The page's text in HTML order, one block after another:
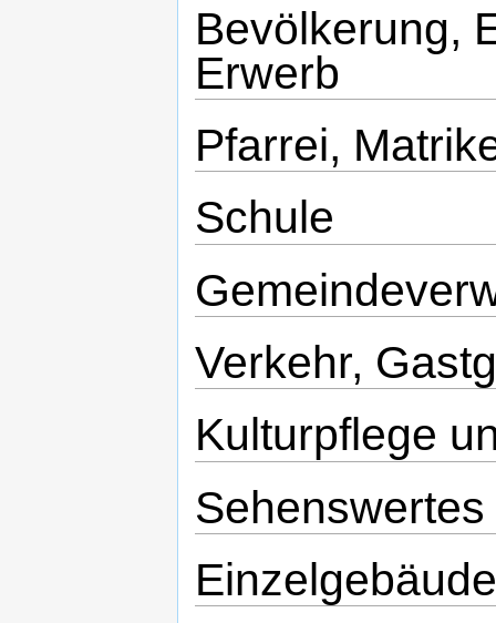
Bevölkerung,
Erwerb
Pfarrei,
Schule
Verkehr,
Kulturpflege
Sehenswertes